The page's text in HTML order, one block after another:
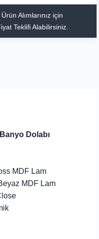
Alımlarınız için
Teklifi Alabilirsiniz.
Dolabı
Lam
MDF Lam